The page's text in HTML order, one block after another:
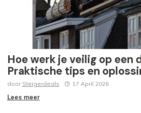
Hoe werk je veilig op een
Praktische tips en
door Steigerdeals 17 April 2026
Lees meer